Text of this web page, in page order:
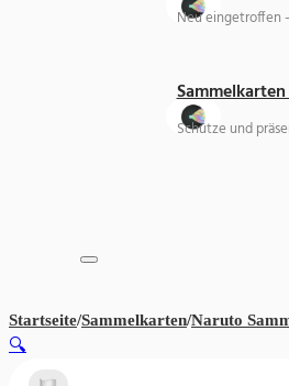
Neu eingetroffen
Schütze und
Startseite/Sammelkarten/Naruto
🔍